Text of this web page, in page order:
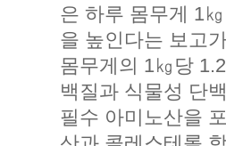
은 하루 몸무게 1
을 높인다는 보고
몸무게의 1㎏당
백질과 식물성 단
필수 아미노산을